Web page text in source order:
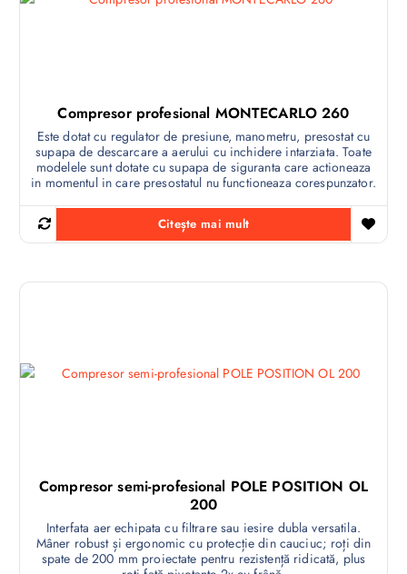
Compresor profesional MONTECARLO 260
Este dotat cu regulator de presiune, manometru, presostat cu
supapa de descarcare a aerului cu inchidere intarziata. Toate
modelele sunt dotate cu supapa de siguranta care actioneaza
in momentul in care presostatul nu functioneaza corespunzator.
Citește mai mult
Compresor semi-profesional POLE POSITION OL
200
Interfata aer echipata cu filtrare sau iesire dubla versatila.
Mâner robust și ergonomic cu protecție din cauciuc; roți din
spate de 200 mm proiectate pentru rezistență ridicată, plus